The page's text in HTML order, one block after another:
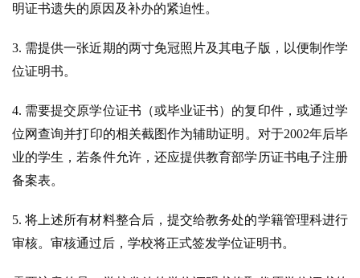
明证书遗失的原因及补办的紧迫性。
3. 需提供一张近期的两寸免冠照片及其电子版，以便制作学
位证明书。
4. 需要提交原学位证书（或毕业证书）的复印件，或通过学
位网查询并打印的相关截图作为辅助证明。对于2002年后毕
业的学生，若条件允许，还应提供教育部学历证书电子注册
备案表。
5. 将上述所有材料整合后，提交给教务处的学籍管理科进行
审核。审核通过后，学校将正式签发学位证明书。